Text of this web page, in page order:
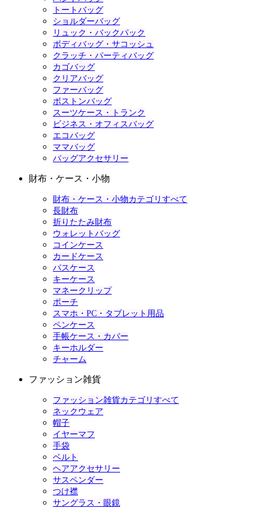
トートバッグ
ショルダーバッグ
リュック・バックパック
ボディバッグ・サコッシュ
クラッチ・パーティバッグ
カゴバッグ
クリアバッグ
ファーバッグ
ボストンバッグ
スーツケース・トランク
ビジネス・オフィスバッグ
エコバッグ
ママバッグ
バッグアクセサリー
財布・ケース・小物
財布・ケース・小物カテゴリすべて
長財布
折りたたみ財布
ウォレットバッグ
コインケース
カードケース
パスケース
キーケース
マネークリップ
ポーチ
スマホ・PC・タブレット用品
ペンケース
手帳ケース・カバー
キーホルダー
チャーム
ファッション雑貨
ファッション雑貨カテゴリすべて
ネックウェア
帽子
イヤーマフ
手袋
ベルト
ヘアアクセサリー
サスペンダー
つけ襟
サングラス・眼鏡